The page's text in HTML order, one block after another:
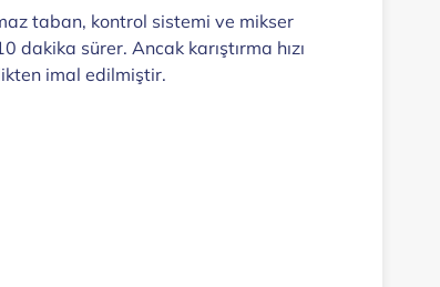
taban, kontrol sistemi ve mikser
sürer. Ancak karıştırma hızı
imal edilmiştir.